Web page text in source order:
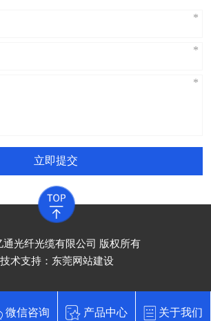
立即提交
通光纤光缆有限公司 版权所有
技术支持： 东莞网站建设
微信咨询 产品中心 关于我们